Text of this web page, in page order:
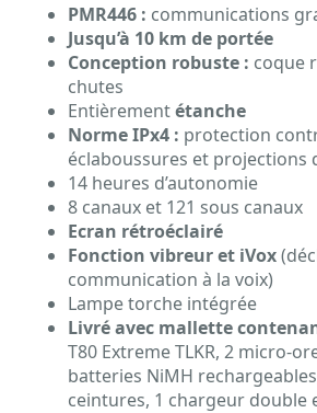
PMR446 : communications
Jusqu’à 10 km de portée
Conception robuste : coque
chutes
Entièrementétanche
Norme IPx4 : protection
éclaboussures et projections
14 heures d’autonomie
8 canaux et 121 sous canaux
Ecran rétroéclairé
Fonction vibreur et iVox
communication à la voix)
Lampe torche intégrée
Livré avec mallette
T80 Extreme TLKR, 2 micro-
batteries NiMH
ceintures, 1 chargeur double